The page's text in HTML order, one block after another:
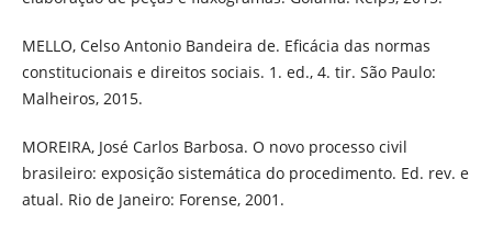
MELLO, Celso Antonio Bandeira de. Eficácia das normas
constitucionais e direitos sociais. 1. ed., 4. tir. São Paulo:
Malheiros, 2015.
MOREIRA, José Carlos Barbosa. O novo processo civil
brasileiro: exposição sistemática do procedimento. Ed. rev. e
atual. Rio de Janeiro: Forense, 2001.